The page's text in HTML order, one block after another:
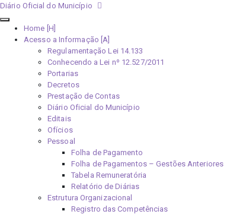
Diário Oficial do Município
Home [H]
Acesso a Informação [A]
Regulamentação Lei 14.133
Conhecendo a Lei nº 12.527/2011
Portarias
Decretos
Prestação de Contas
Diário Oficial do Município
Editais
Ofícios
Pessoal
Folha de Pagamento
Folha de Pagamentos – Gestões Anteriores
Tabela Remuneratória
Relatório de Diárias
Estrutura Organizacional
Registro das Competências